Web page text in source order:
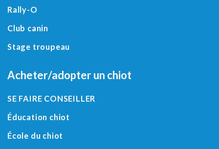
Rally-O
Club canin
Stage troupeau
Acheter/adopter un chiot
SE FAIRE CONSEILLER
Éducation chiot
École du chiot